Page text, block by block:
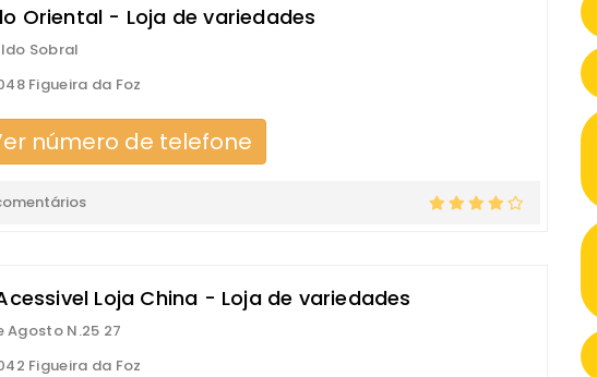
Oriental - Loja de variedades
Sobral
Figueira da Foz
número de telefone
Loja China - Loja de variedades
Agosto N.25 27
Figueira da Foz